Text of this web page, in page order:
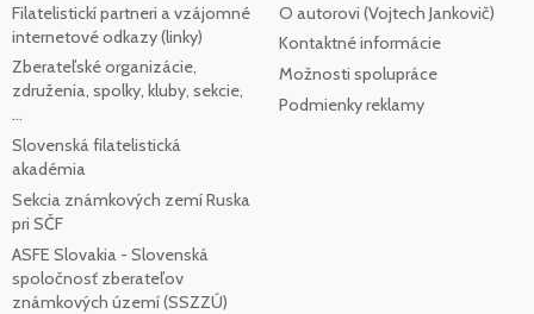
Filatelistickí partneri a vzájomné
internetové odkazy (linky)
Zberateľské organizácie,
združenia, spolky, kluby, sekcie,
...
Slovenská filatelistická
akadémia
Sekcia známkových zemí Ruska
pri SČF
ASFE Slovakia - Slovenská
spoločnosť zberateľov
známkových území (SSZZÚ)
O autorovi (Vojtech Jankovič)
Kontaktné informácie
Možnosti spolupráce
Podmienky reklamy